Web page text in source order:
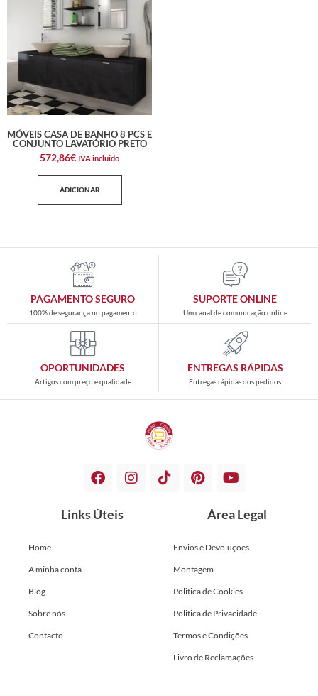
MÓVEIS CASA DE BANHO 8 PCS E
CONJUNTO LAVATÓRIO PRETO
572,86€ IVA incluido
ADICIONAR
PAGAMENTO SEGURO
100% de segurança no pagamento
SUPORTE ONLINE
Um canal de comunicação online
OPORTUNIDADES
Artigos com preço e qualidade
ENTREGAS RÁPIDAS
Entregas rápidas dos pedidos
Links Úteis
Home
A minha conta
Blog
Sobre nós
Contacto
Área Legal
Envios e Devoluções
Montagem
Politica de Cookies
Politica de Privacidade
Termos e Condições
Livro de Reclamações